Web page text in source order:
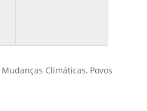
Mudanças Climáticas, Povos